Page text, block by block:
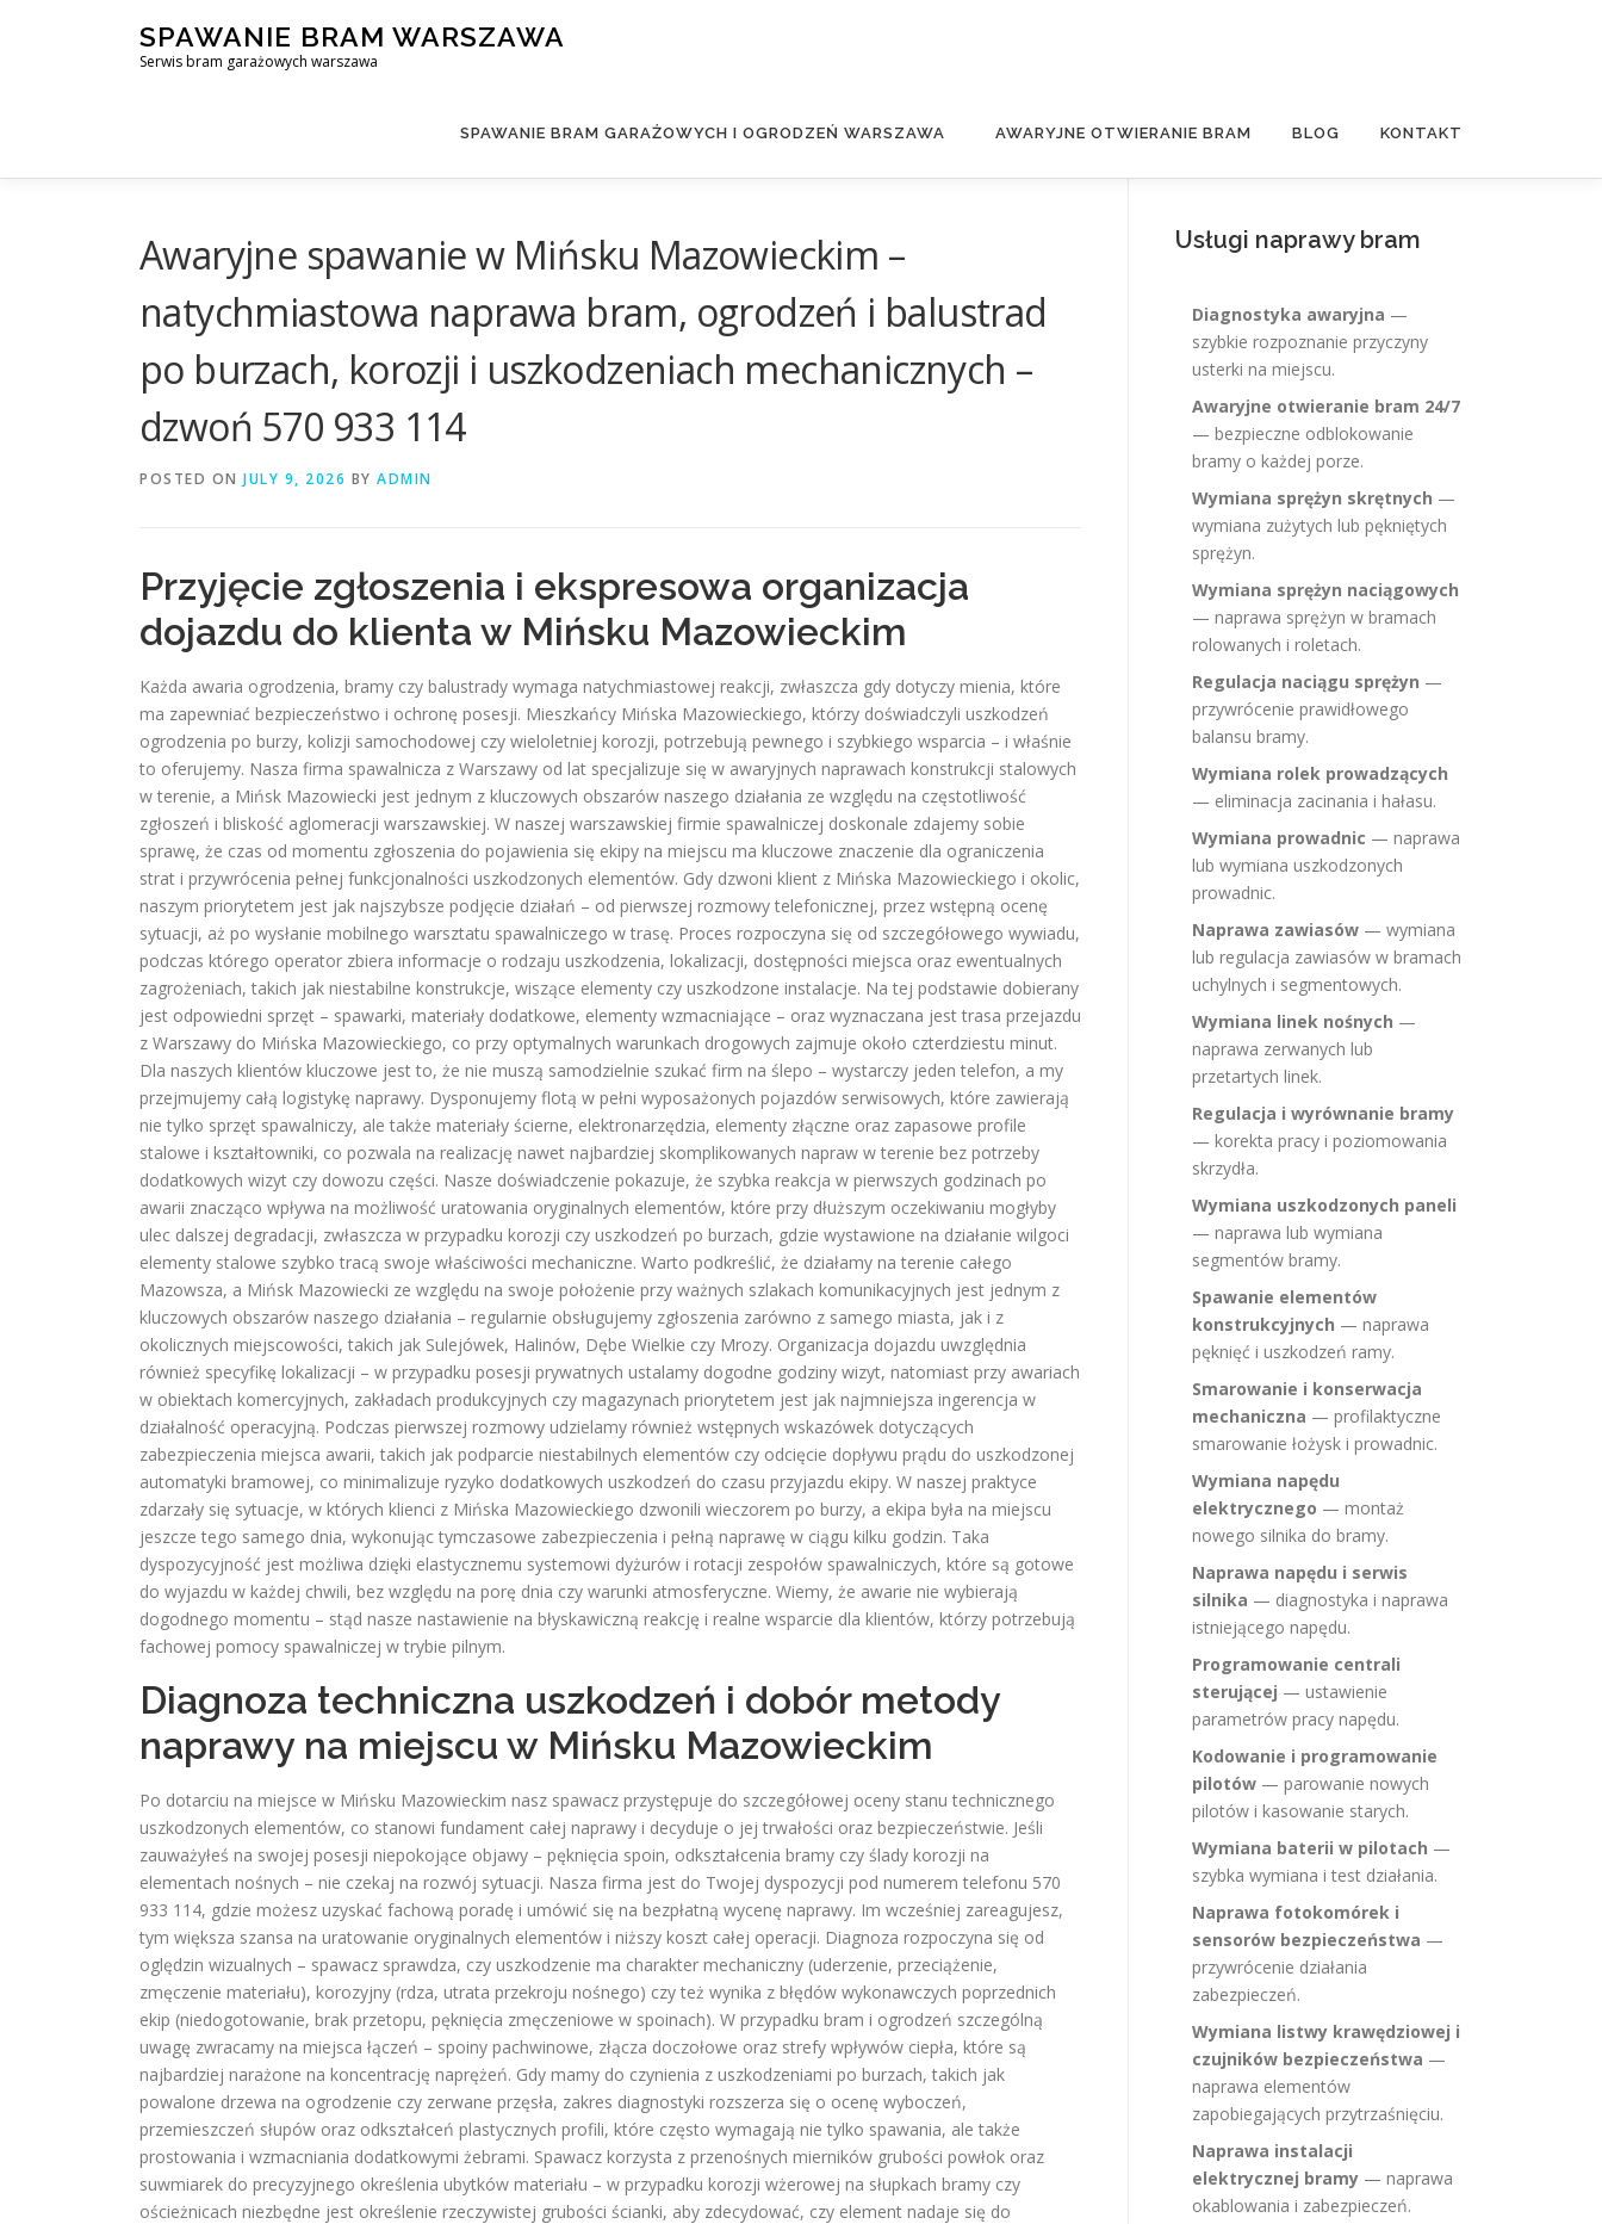
SPAWANIE BRAM WARSZAWA
Serwis bram garażowych warszawa
SPAWANIE BRAM GARAŻOWYCH I OGRODZEŃ WARSZAWA AWARYJNE OTWIERANIE BRAM BLOG KONTAKT
Awaryjne spawanie w Mińsku Mazowieckim –
natychmiastowa naprawa bram, ogrodzeń i balustrad
po burzach, korozji i uszkodzeniach mechanicznych –
dzwoń 570 933 114
POSTED ON JULY 9, 2026 BY ADMIN
Przyjęcie zgłoszenia i ekspresowa organizacja
dojazdu do klienta w Mińsku Mazowieckim
Każda awaria ogrodzenia, bramy czy balustrady wymaga natychmiastowej reakcji, zwłaszcza gdy dotyczy mienia, które
ma zapewniać bezpieczeństwo i ochronę posesji. Mieszkańcy Mińska Mazowieckiego, którzy doświadczyli uszkodzeń
ogrodzenia po burzy, kolizji samochodowej czy wieloletniej korozji, potrzebują pewnego i szybkiego wsparcia – i właśnie
to oferujemy. Nasza firma spawalnicza z Warszawy od lat specjalizuje się w awaryjnych naprawach konstrukcji stalowych
w terenie, a Mińsk Mazowiecki jest jednym z kluczowych obszarów naszego działania ze względu na częstotliwość
zgłoszeń i bliskość aglomeracji warszawskiej. W naszej warszawskiej firmie spawalniczej doskonale zdajemy sobie
sprawę, że czas od momentu zgłoszenia do pojawienia się ekipy na miejscu ma kluczowe znaczenie dla ograniczenia
strat i przywrócenia pełnej funkcjonalności uszkodzonych elementów. Gdy dzwoni klient z Mińska Mazowieckiego i okolic,
naszym priorytetem jest jak najszybsze podjęcie działań – od pierwszej rozmowy telefonicznej, przez wstępną ocenę
sytuacji, aż po wysłanie mobilnego warsztatu spawalniczego w trasę. Proces rozpoczyna się od szczegółowego wywiadu,
podczas którego operator zbiera informacje o rodzaju uszkodzenia, lokalizacji, dostępności miejsca oraz ewentualnych
zagrożeniach, takich jak niestabilne konstrukcje, wiszące elementy czy uszkodzone instalacje. Na tej podstawie dobierany
jest odpowiedni sprzęt – spawarki, materiały dodatkowe, elementy wzmacniające – oraz wyznaczana jest trasa przejazdu
z Warszawy do Mińska Mazowieckiego, co przy optymalnych warunkach drogowych zajmuje około czterdziestu minut.
Dla naszych klientów kluczowe jest to, że nie muszą samodzielnie szukać firm na ślepo – wystarczy jeden telefon, a my
przejmujemy całą logistykę naprawy. Dysponujemy flotą w pełni wyposażonych pojazdów serwisowych, które zawierają
nie tylko sprzęt spawalniczy, ale także materiały ścierne, elektronarzędzia, elementy złączne oraz zapasowe profile
stalowe i kształtowniki, co pozwala na realizację nawet najbardziej skomplikowanych napraw w terenie bez potrzeby
dodatkowych wizyt czy dowozu części. Nasze doświadczenie pokazuje, że szybka reakcja w pierwszych godzinach po
awarii znacząco wpływa na możliwość uratowania oryginalnych elementów, które przy dłuższym oczekiwaniu mogłyby
ulec dalszej degradacji, zwłaszcza w przypadku korozji czy uszkodzeń po burzach, gdzie wystawione na działanie wilgoci
elementy stalowe szybko tracą swoje właściwości mechaniczne. Warto podkreślić, że działamy na terenie całego
Mazowsza, a Mińsk Mazowiecki ze względu na swoje położenie przy ważnych szlakach komunikacyjnych jest jednym z
kluczowych obszarów naszego działania – regularnie obsługujemy zgłoszenia zarówno z samego miasta, jak i z
okolicznych miejscowości, takich jak Sulejówek, Halinów, Dębe Wielkie czy Mrozy. Organizacja dojazdu uwzględnia
również specyfikę lokalizacji – w przypadku posesji prywatnych ustalamy dogodne godziny wizyt, natomiast przy awariach
w obiektach komercyjnych, zakładach produkcyjnych czy magazynach priorytetem jest jak najmniejsza ingerencja w
działalność operacyjną. Podczas pierwszej rozmowy udzielamy również wstępnych wskazówek dotyczących
zabezpieczenia miejsca awarii, takich jak podparcie niestabilnych elementów czy odcięcie dopływu prądu do uszkodzonej
automatyki bramowej, co minimalizuje ryzyko dodatkowych uszkodzeń do czasu przyjazdu ekipy. W naszej praktyce
zdarzały się sytuacje, w których klienci z Mińska Mazowieckiego dzwonili wieczorem po burzy, a ekipa była na miejscu
jeszcze tego samego dnia, wykonując tymczasowe zabezpieczenia i pełną naprawę w ciągu kilku godzin. Taka
dyspozycyjność jest możliwa dzięki elastycznemu systemowi dyżurów i rotacji zespołów spawalniczych, które są gotowe
do wyjazdu w każdej chwili, bez względu na porę dnia czy warunki atmosferyczne. Wiemy, że awarie nie wybierają
dogodnego momentu – stąd nasze nastawienie na błyskawiczną reakcję i realne wsparcie dla klientów, którzy potrzebują
fachowej pomocy spawalniczej w trybie pilnym.
Diagnoza techniczna uszkodzeń i dobór metody
naprawy na miejscu w Mińsku Mazowieckim
Po dotarciu na miejsce w Mińsku Mazowieckim nasz spawacz przystępuje do szczegółowej oceny stanu technicznego
uszkodzonych elementów, co stanowi fundament całej naprawy i decyduje o jej trwałości oraz bezpieczeństwie. Jeśli
zauważyłeś na swojej posesji niepokojące objawy – pęknięcia spoin, odkształcenia bramy czy ślady korozji na
elementach nośnych – nie czekaj na rozwój sytuacji. Nasza firma jest do Twojej dyspozycji pod numerem telefonu 570
933 114, gdzie możesz uzyskać fachową poradę i umówić się na bezpłatną wycenę naprawy. Im wcześniej zareagujesz,
tym większa szansa na uratowanie oryginalnych elementów i niższy koszt całej operacji. Diagnoza rozpoczyna się od
oględzin wizualnych – spawacz sprawdza, czy uszkodzenie ma charakter mechaniczny (uderzenie, przeciążenie,
zmęczenie materiału), korozyjny (rdza, utrata przekroju nośnego) czy też wynika z błędów wykonawczych poprzednich
ekip (niedogotowanie, brak przetopu, pęknięcia zmęczeniowe w spoinach). W przypadku bram i ogrodzeń szczególną
uwagę zwracamy na miejsca łączeń – spoiny pachwinowe, złącza doczołowe oraz strefy wpływów ciepła, które są
najbardziej narażone na koncentrację naprężeń. Gdy mamy do czynienia z uszkodzeniami po burzach, takich jak
powalone drzewa na ogrodzenie czy zerwane przęsła, zakres diagnostyki rozszerza się o ocenę wyboczeń,
przemieszczeń słupów oraz odkształceń plastycznych profili, które często wymagają nie tylko spawania, ale także
prostowania i wzmacniania dodatkowymi żebrami. Spawacz korzysta z przenośnych mierników grubości powłok oraz
suwmiarek do precyzyjnego określenia ubytków materiału – w przypadku korozji wżerowej na słupkach bramy czy
ościeżnicach niezbędne jest określenie rzeczywistej grubości ścianki, aby zdecydować, czy element nadaje się do
Usługi naprawy bram
Diagnostyka awaryjna —
szybkie rozpoznanie przyczyny
usterki na miejscu.
Awaryjne otwieranie bram 24/7
— bezpieczne odblokowanie
bramy o każdej porze.
Wymiana sprężyn skrętnych —
wymiana zużytych lub pękniętych
sprężyn.
Wymiana sprężyn naciągowych
— naprawa sprężyn w bramach
rolowanych i roletach.
Regulacja naciągu sprężyn —
przywrócenie prawidłowego
balansu bramy.
Wymiana rolek prowadzących
— eliminacja zacinania i hałasu.
Wymiana prowadnic — naprawa
lub wymiana uszkodzonych
prowadnic.
Naprawa zawiasów — wymiana
lub regulacja zawiasów w bramach
uchylnych i segmentowych.
Wymiana linek nośnych —
naprawa zerwanych lub
przetartych linek.
Regulacja i wyrównanie bramy
— korekta pracy i poziomowania
skrzydła.
Wymiana uszkodzonych paneli
— naprawa lub wymiana
segmentów bramy.
Spawanie elementów
konstrukcyjnych — naprawa
pęknięć i uszkodzeń ramy.
Smarowanie i konserwacja
mechaniczna — profilaktyczne
smarowanie łożysk i prowadnic.
Wymiana napędu
elektrycznego — montaż
nowego silnika do bramy.
Naprawa napędu i serwis
silnika — diagnostyka i naprawa
istniejącego napędu.
Programowanie centrali
sterującej — ustawienie
parametrów pracy napędu.
Kodowanie i programowanie
pilotów — parowanie nowych
pilotów i kasowanie starych.
Wymiana baterii w pilotach —
szybka wymiana i test działania.
Naprawa fotokomórek i
sensorów bezpieczeństwa —
przywrócenie działania
zabezpieczeń.
Wymiana listwy krawędziowej i
czujników bezpieczeństwa —
naprawa elementów
zapobiegających przytrzaśnięciu.
Naprawa instalacji
elektrycznej bramy — naprawa
okablowania i zabezpieczeń.